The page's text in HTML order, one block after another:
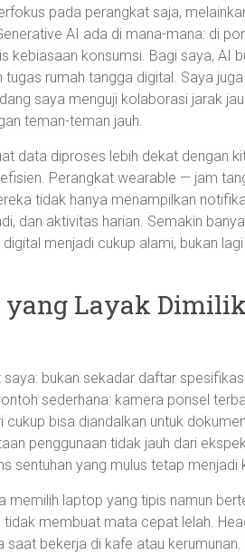
pada perangkat saja,
AI ada di mana-mana: di
kebiasaan konsumsi. Bagi saya, AI
rumah tangga digital. Saya
saya menguji kolaborasi jarak
teman-teman jauh.
data diproses lebih dekat dengan
Perangkat wearable — jam
tidak hanya menampilkan
dan aktivitas harian. Semakin
menjadi cukup alami, bukan
yang Layak
bukan sekadar daftar
sederhana: kamera ponsel
bisa diandalkan untuk
penggunaan tidak jauh dari
sentuhan yang mulus tetap menjadi
memilih laptop yang tipis namun
tidak membuat mata cepat lelah.
bekerja di kafe atau